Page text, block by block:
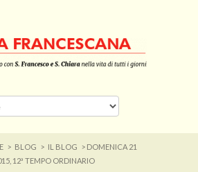
> BLOG > IL BLOG
> DOMENICA 21
12ª TEMPO ORDINARIO